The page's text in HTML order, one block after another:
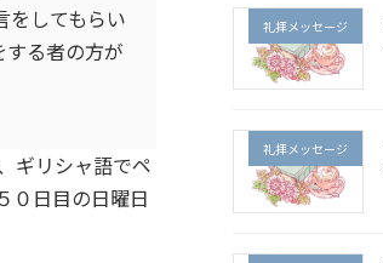
をしてもらい
する者の方が
ギリシャ語でペ
０日目の日曜日
礼拝メッセージ
礼拝メッセージ